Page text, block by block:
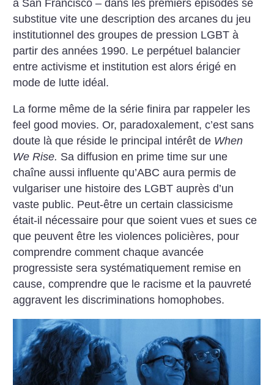
à San Francisco – dans les premiers épisodes se
substitue vite une description des arcanes du jeu
institutionnel des groupes de pression LGBT à
partir des années 1990. Le perpétuel balancier
entre activisme et institution est alors érigé en
mode de lutte idéal.
La forme même de la série finira par rappeler les
feel good movies. Or, paradoxalement, c’est sans
doute là que réside le principal intérêt de When
We Rise. Sa diffusion en prime time sur une
chaîne aussi influente qu’ABC aura permis de
vulgariser une histoire des LGBT auprès d’un
vaste public. Peut-être un certain classicisme
était-il nécessaire pour que soient vues et sues ce
que peuvent être les violences policières, pour
comprendre comment chaque avancée
progressiste sera systématiquement remise en
cause, comprendre que le racisme et la pauvreté
aggravent les discriminations homophobes.